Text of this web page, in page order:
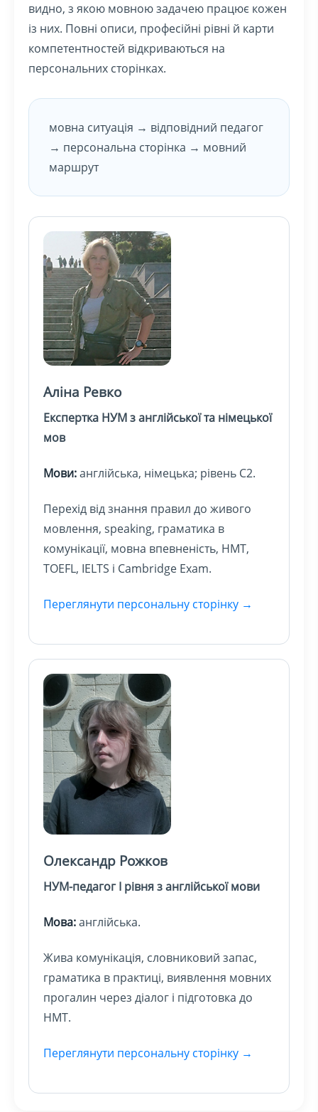
видно, з якою мовною задачею працює кожен
із них. Повні описи, професійні рівні й карти
компетентностей відкриваються на
персональних сторінках.
мовна ситуація → відповідний педагог
→ персональна сторінка → мовний
маршрут
Аліна Ревко
Експертка НУМ з англійської та німецької
мов
Мови:англійська, німецька; рівень C2.
Перехід від знання правил до живого
мовлення, speaking, граматика в
комунікації, мовна впевненість, НМТ,
TOEFL, IELTS і Cambridge Exam.
Переглянути персональну сторінку →
Олександр Рожков
НУМ-педагог І рівня з англійської мови
Мова:англійська.
Жива комунікація, словниковий запас,
граматика в практиці, виявлення мовних
прогалин через діалог і підготовка до
НМТ.
Переглянути персональну сторінку →